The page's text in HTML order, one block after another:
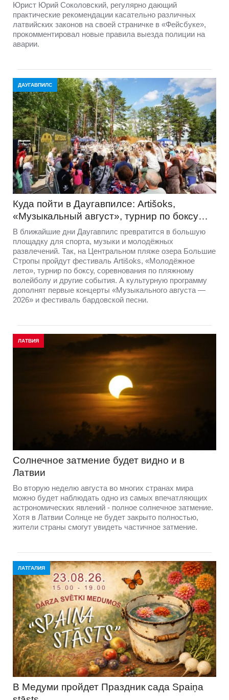
Юрист Юрий Соколовский, регулярно дающий
практические рекомендации касательно различных
латвийских законов на своей страничке в «Фейсбуке»,
прокомментировал новые правила выезда полиции на
аварии.
ДАУГАВПИЛС
Куда пойти в Даугавпилсе: Artišoks,
«Музыкальный август», турнир по боксу…
В ближайшие дни Даугавпилс превратится в большую
площадку для спорта, музыки и молодёжных
развлечений. Так, на Центральном пляже озера Большие
Стропы пройдут фестиваль Artišoks, «Молодёжное
лето», турнир по боксу, соревнования по пляжному
волейболу и другие события. А культурную программу
дополнят первые концерты «Музыкального августа —
2026» и фестиваль бардовской песни.
ЛАТВИЯ
Солнечное затмение будет видно и в
Латвии
Во вторую неделю августа во многих странах мира
можно будет наблюдать одно из самых впечатляющих
астрономических явлений - полное солнечное затмение.
Хотя в Латвии Солнце не будет закрыто полностью,
жители страны смогут увидеть частичное затмение.
ЛАТГАЛИЯ
В Медуми пройдет Праздник сада Spaiņa